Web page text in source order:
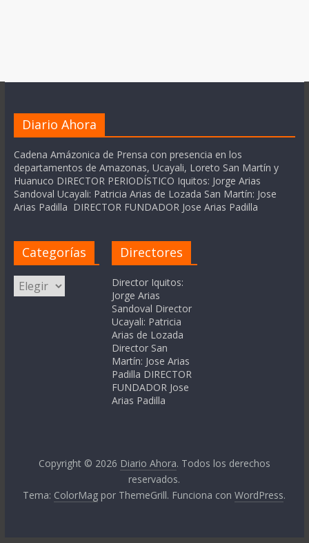
Diario Ahora
Cadena Amázonica de Prensa con presencia en los
departamentos de Amazonas, Ucayali, Loreto San Martín y
Huanuco DIRECTOR PERIODÍSTICO Iquitos: Jorge Arias
Sandoval Ucayali: Patricia Arias de Lozada San Martín: Jose
Arias Padilla DIRECTOR FUNDADOR Jose Arias Padilla
Categorías
Categorías
Directores
Director Iquitos:
Jorge Arias
Sandoval Director
Ucayali: Patricia
Arias de Lozada
Director San
Martín: Jose Arias
Padilla DIRECTOR
FUNDADOR Jose
Arias Padilla
Copyright © 2026 Diario Ahora. Todos los derechos
reservados.
Tema: ColorMag por ThemeGrill. Funciona conWordPress.